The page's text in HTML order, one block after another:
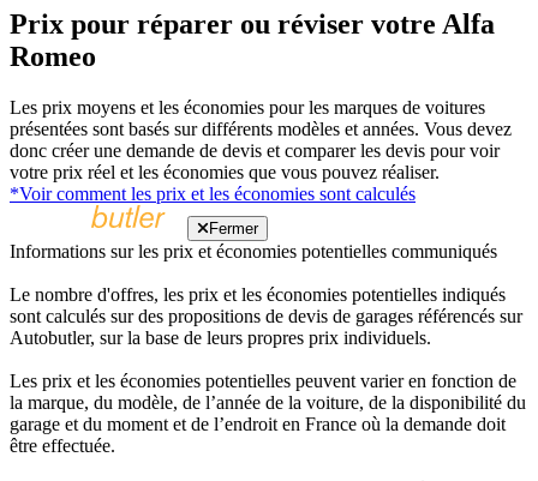
Prix pour réparer ou réviser votre Alfa
Romeo
Les prix moyens et les économies pour les marques de voitures
présentées sont basés sur différents modèles et années. Vous devez
donc créer une demande de devis et comparer les devis pour voir
votre prix réel et les économies que vous pouvez réaliser.
*Voir comment les prix et les économies sont calculés
Fermer
Informations sur les prix et économies potentielles communiqués
Le nombre d'offres, les prix et les économies potentielles indiqués
sont calculés sur des propositions de devis de garages référencés sur
Autobutler, sur la base de leurs propres prix individuels.
Les prix et les économies potentielles peuvent varier en fonction de
la marque, du modèle, de l’année de la voiture, de la disponibilité du
garage et du moment et de l’endroit en France où la demande doit
être effectuée.